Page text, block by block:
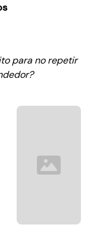
para no repetir